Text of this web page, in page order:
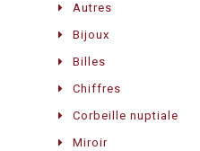
Autres
Bijoux
Billes
Chiffres
Corbeille nuptiale
Miroir